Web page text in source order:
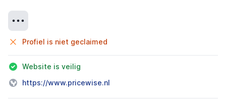
Profiel is niet geclaimed
Website is veilig
https://www.pricewise.nl